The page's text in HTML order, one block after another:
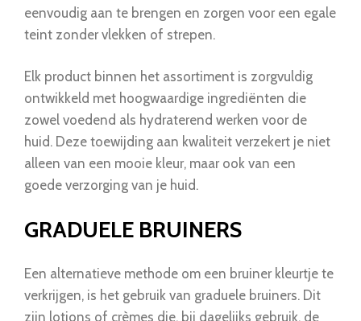
eenvoudig aan te brengen en zorgen voor een egale
teint zonder vlekken of strepen.
Elk product binnen het assortiment is zorgvuldig
ontwikkeld met hoogwaardige ingrediënten die
zowel voedend als hydraterend werken voor de
huid. Deze toewijding aan kwaliteit verzekert je niet
alleen van een mooie kleur, maar ook van een
goede verzorging van je huid.
GRADUELE BRUINERS
Een alternatieve methode om een bruiner kleurtje te
verkrijgen, is het gebruik van graduele bruiners. Dit
zijn lotions of crèmes die, bij dagelijks gebruik, de